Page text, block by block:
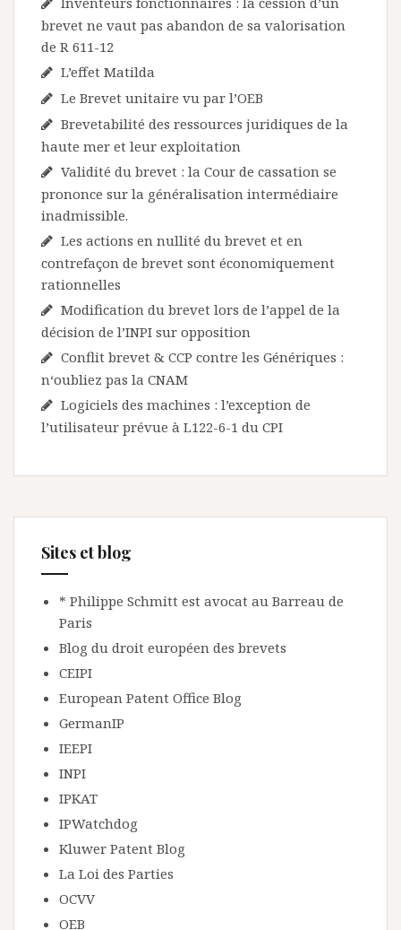
brevet ne vaut pas abandon de sa valorisation
de R 611-12
L’effet Matilda
Le Brevet unitaire vu par l’OEB
Brevetabilité des ressources juridiques de la
haute mer et leur exploitation
Validité du brevet : la Cour de cassation se
prononce sur la généralisation intermédiaire
inadmissible.
Les actions en nullité du brevet et en
contrefaçon de brevet sont économiquement
rationnelles
Modification du brevet lors de l’appel de la
décision de l’INPI sur opposition
Conflit brevet & CCP contre les Génériques :
n‘oubliez pas la CNAM
Logiciels des machines : l’exception de
l’utilisateur prévue à L122-6-1 du CPI
Sites et blog
* Philippe Schmitt est avocat au Barreau de
Paris
Blog du droit européen des brevets
CEIPI
European Patent Office Blog
GermanIP
IEEPI
INPI
IPKAT
IPWatchdog
Kluwer Patent Blog
La Loi des Parties
OCVV
OEB